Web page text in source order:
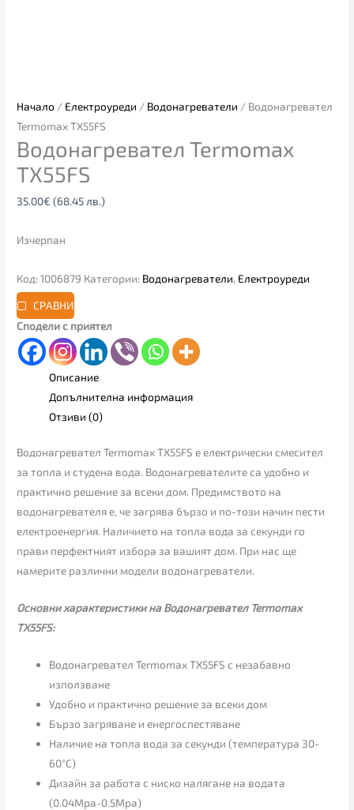
Начало / Електроуреди / Водонагреватели / Водонагревател
Termomax TX55FS
Водонагревател Termomax
TX55FS
35.00€ (68.45 лв.)
Изчерпан
Код:1006879 Категории: Водонагреватели, Електроуреди
СРАВНИ
Сподели с приятел
Описание
Допълнителна информация
Отзиви (0)
Водонагревател Termomax TX55FS е електрически смесител
за топла и студена вода. Водонагревателите са удобно и
практично решение за всеки дом. Предимството на
водонагревателя е, че загрява бързо и по-този начин пести
електроенергия. Наличието на топла вода за секунди го
прави перфектният избора за вашият дом. При нас ще
намерите различни модели водонагреватели.
Основни характеристики на Водонагревател Termomax
TX55FS:
Водонагревател Termomax TX55FS с незабавно
използване
Удобно и практично решение за всеки дом
Бързо загряване и енергоспестяване
Наличие на топла вода за секунди (температура 30-
60°C)
Дизайн за работа с ниско налягане на водата
(0.04Mpa-0.5Mpa)